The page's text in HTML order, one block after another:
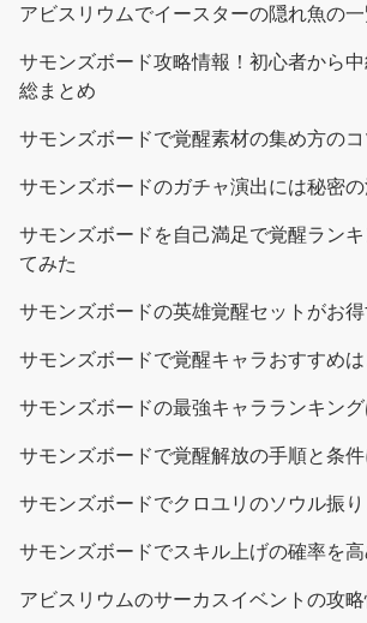
アビスリウムでイースターの隠れ魚の
サモンズボード攻略情報！初心者から
総まとめ
サモンズボードで覚醒素材の集め方の
サモンズボードのガチャ演出には秘密の
サモンズボードを自己満足で覚醒ラン
てみた
サモンズボードの英雄覚醒セットがお
サモンズボードで覚醒キャラおすすめは
サモンズボードの最強キャラランキング
サモンズボードで覚醒解放の手順と条
サモンズボードでクロユリのソウル振
サモンズボードでスキル上げの確率を
アビスリウムのサーカスイベントの攻